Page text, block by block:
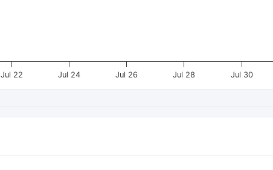
Jul 22 Jul 24 Jul 26 Jul 28 Jul 30